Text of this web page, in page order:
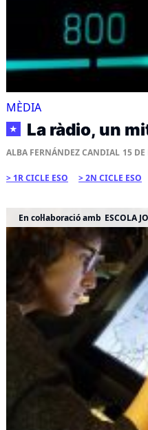
MÈDIA
★ La ràdio, un
ALBA FERNÁNDEZ CANDIAL 15 DE
1R CICLE ESO 2N CICLE ESO
En col·laboració amb ESCOLA